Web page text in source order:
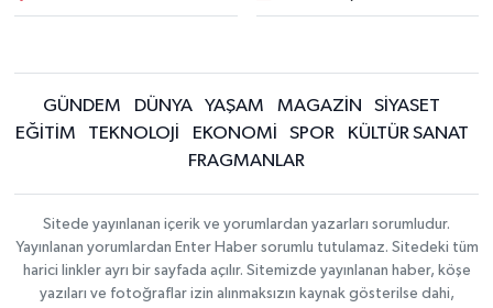
GÜNDEM DÜNYA YAŞAM MAGAZİN
SİYASET
EĞİTİM
TEKNOLOJİ EKONOMİ SPOR
KÜLTÜR SANAT
FRAGMANLAR
Sitede yayınlanan içerik ve yorumlardan yazarları sorumludur.
Yayınlanan yorumlardan Enter Haber sorumlu tutulamaz. Sitedeki tüm
harici linkler ayrı bir sayfada açılır. Sitemizde yayınlanan haber, köşe
yazıları ve fotoğraflar izin alınmaksızın kaynak gösterilse dahi,